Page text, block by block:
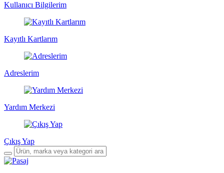
Kullanıcı Bilgilerim
Kayıtlı Kartlarım
Adreslerim
Yardım Merkezi
Çıkış Yap